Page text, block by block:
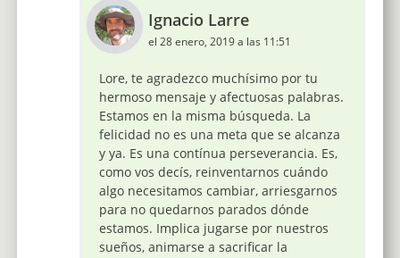
Ignacio Larre
el 28 enero, 2019 a las 11:51
Lore, te agradezco muchísimo por tu
hermoso mensaje y afectuosas palabras.
Estamos en la misma búsqueda. La
felicidad no es una meta que se alcanza
y ya. Es una contínua perseverancia. Es,
como vos decís, reinventarnos cuándo
algo necesitamos cambiar, arriesgarnos
para no quedarnos parados dónde
estamos. Implica jugarse por nuestros
sueños, animarse a sacrificar la